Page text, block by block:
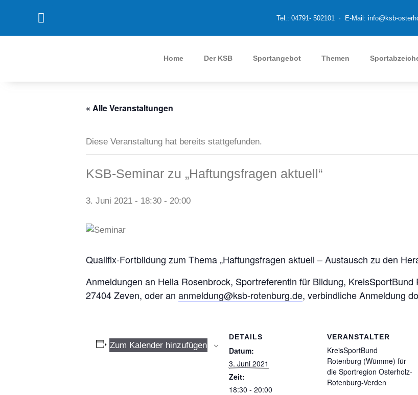
Tel.: 04791- 502101 · E-Mail: info@ksb-
Home Der KSB Sportangebot Themen
« Alle Veranstaltungen
Diese Veranstaltung hat bereits stattgefunden.
KSB-Seminar zu „Haftungsfragen aktuell“
3. Juni 2021 - 18:30 - 20:00
Qualifix-Fortbildung zum Thema „Haftungsfragen aktuell – Austausch zu den
Anmeldungen an Hella Rosenbrock, Sportreferentin für Bildung,
27404 Zeven, oder an anmeldung@ksb-rotenburg.de, verbindliche Anmeldung
Zum Kalender hinzufügen
DETAILS
Datum:
3. Juni 2021
Zeit:
18:30 - 20:00
VERANSTALTER
KreisSportBund
Rotenburg (Wümme) für
die Sportregion Osterholz-
Rotenburg-Verden